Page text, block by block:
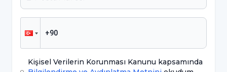
meydana gelebileceği gibi koltuk altı
bölgesinde de fark edilebilir. Genel olarak ağrı
olmadan ilerleyen bu sert kitleler, meme
kanserinin ilk belirtilerinden birisi olarak sayılı
Kişisel Verilerin Korunması Kanunu kapsamında